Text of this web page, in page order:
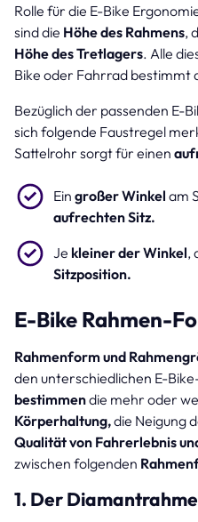
Rolle für die E-Bike
sind die Höhe des Rahmens,
Höhe des Tretlagers. Alle
Bike oder Fahrrad bestimmt
Bezüglich der passenden E-
sich folgende Faustregel
Sattelrohr sorgt für einen
Ein großer Winkel am
aufrechten Sitz.
Je kleiner der Winkel,
Sitzposition.
E-Bike Rahmen-
Rahmenform und
den unterschiedlichen E-
bestimmendie mehr oder
Körperhaltung,die Neigung
Qualität von Fahrerlebnis
zwischen folgenden
1. Der